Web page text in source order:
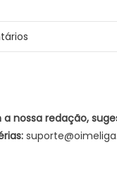
nossa redação,